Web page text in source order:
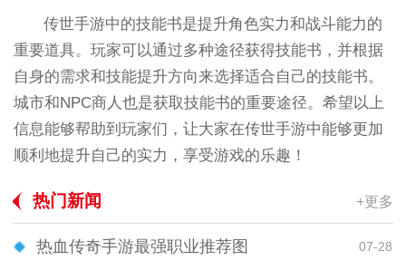
传世手游中的技能书是提升角色实力和战斗能力的
重要道具。玩家可以通过多种途径获得技能书，并根据
自身的需求和技能提升方向来选择适合自己的技能书。
城市和NPC商人也是获取技能书的重要途径。希望以上
信息能够帮助到玩家们，让大家在传世手游中能够更加
顺利地提升自己的实力，享受游戏的乐趣！
热门新闻 +更多
热血传奇手游最强职业推荐图 07-28